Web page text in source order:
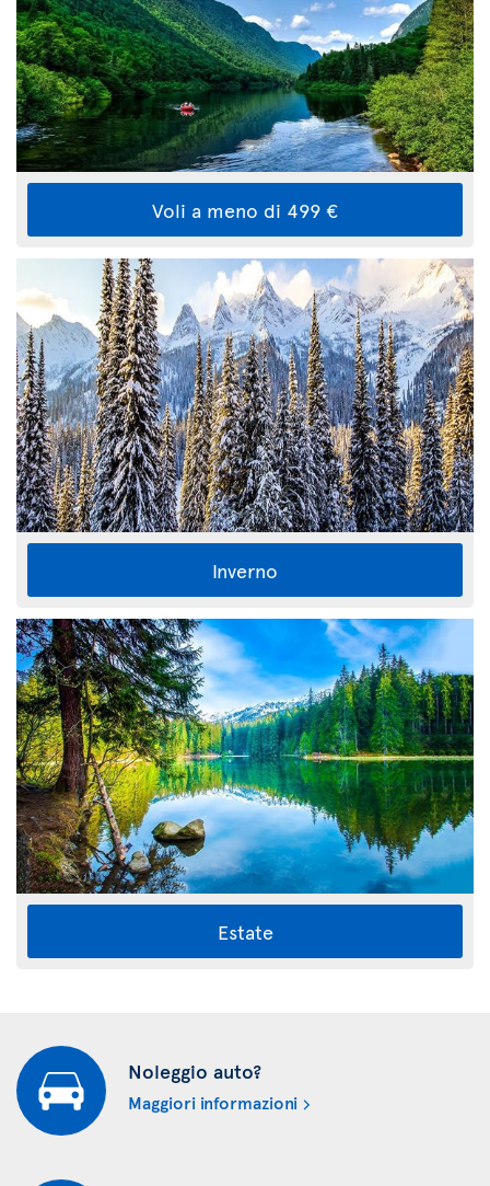
Voli a meno di 499 €
Inverno
Estate
Noleggio auto?
Maggiori informazioni